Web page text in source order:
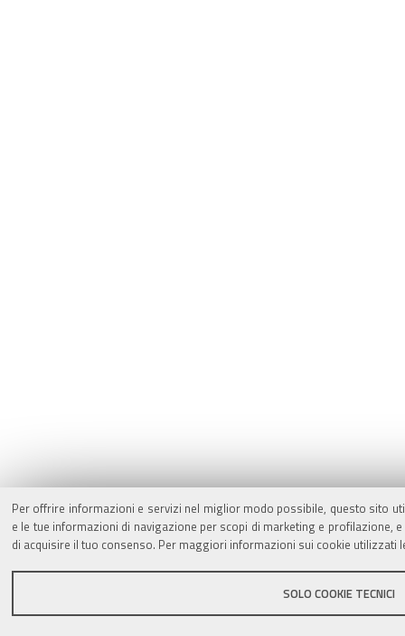
Per offrire informazioni e servizi nel miglior modo possibile, questo sito
e le tue informazioni di navigazione per scopi di marketing e
di acquisire il tuo consenso. Per maggiori informazioni sui cookie utilizzati
SOLO COOKIE TECNICI